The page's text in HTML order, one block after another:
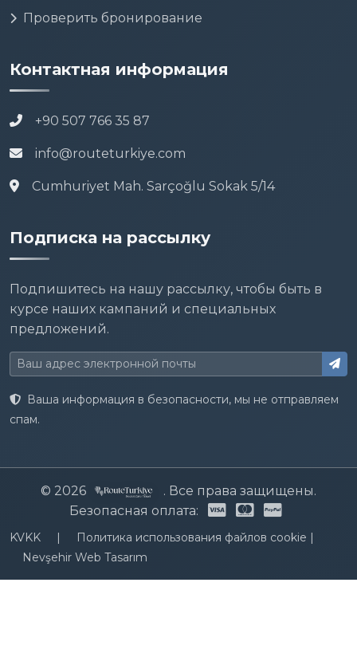
Проверить бронирование
Контактная информация
+90 507 766 35 87
info@routeturkiye.com
Cumhuriyet Mah. Sarçoğlu Sokak 5/14
Подписка на рассылку
Подпишитесь на нашу рассылку, чтобы быть в
курсе наших кампаний и специальных
предложений.
Ваша информация в безопасности, мы не отправляем
спам.
© 2026
. Все права защищены.
Безопасная оплата:
KVKK | Политика использования файлов cookie |
Nevşehir Web Tasarım